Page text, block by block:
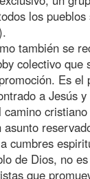
los
también se
colectivo que
Es el
a Jesús
cumbres
de Dios, no
que